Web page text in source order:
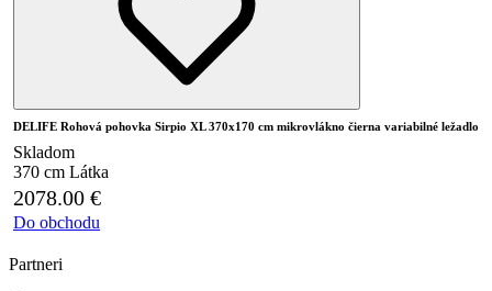
DELIFE Rohová pohovka Sirpio XL 370x170 cm mikrovlákno čierna variabilné ležadlo
Skladom
370 cm Látka
2078.00 €
Do obchodu
Partneri